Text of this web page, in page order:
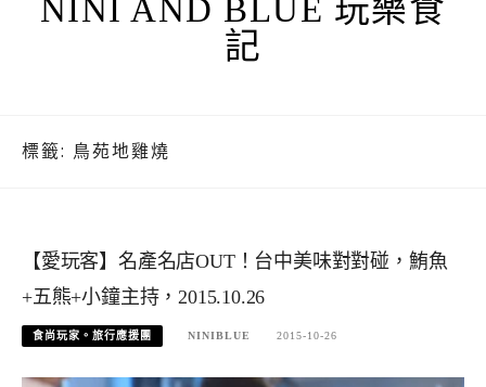
NINI AND BLUE 玩樂食
記
標籤: 鳥苑地雞燒
【愛玩客】名產名店OUT！台中美味對對碰，鮪魚
+五熊+小鐘主持，2015.10.26
食尚玩家。旅行應援團 NINIBLUE 2015-10-26